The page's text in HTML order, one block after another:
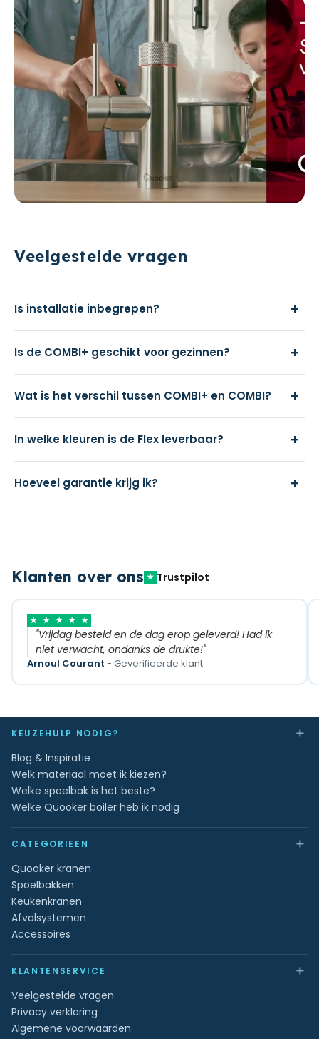
Veelgestelde vragen
Is installatie inbegrepen? +
Is de COMBI+ geschikt voor gezinnen? +
Wat is het verschil tussen COMBI+ en COMBI? +
In welke kleuren is de Flex leverbaar? +
Hoeveel garantie krijg ik? +
Klanten over ons ★ Trustpilot
★ ★ ★ ★ ★
"Vrijdag besteld en de dag erop geleverd! Had ik
niet verwacht, ondanks de drukte!"
Arnoul Courant - Geverifieerde klant
KEUZEHULP NODIG? ＋
Blog & Inspiratie
Welk materiaal moet ik kiezen?
Welke spoelbak is het beste?
Welke Quooker boiler heb ik nodig
CATEGORIEEN ＋
Quooker kranen
Spoelbakken
Keukenkranen
Afvalsystemen
Accessoires
KLANTENSERVICE ＋
Veelgestelde vragen
Privacy verklaring
Algemene voorwaarden